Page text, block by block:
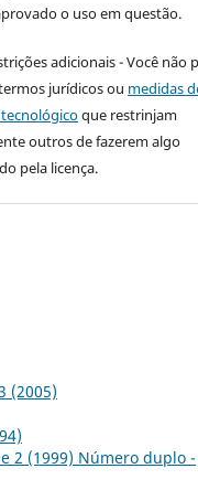
o uso em questão.
adicionais - Você não
jurídicos ou medidas
que restrinjam
outros de fazerem algo
pela licença.
(2005)
2 (1999) Número duplo -